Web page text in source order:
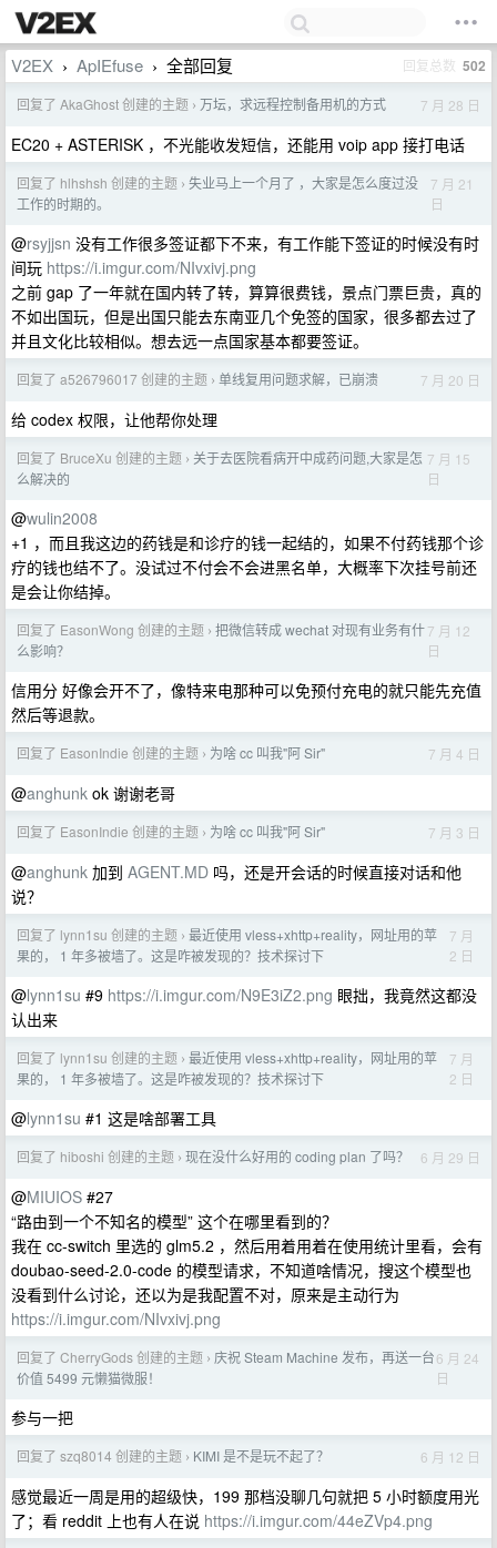
V2EX › ApIEfuse › 全部回复 回复总数 502
回复了 AkaGhost 创建的主题 › 万坛，求远程控制备用机的方式 7 月 28 日
EC20 + ASTERISK ，不光能收发短信，还能用 voip app 接打电话
回复了 hlhshsh 创建的主题 › 失业马上一个月了 ，大家是怎么度过没
工作的时期的。
7 月 21
日
@rsyjjsn 没有工作很多签证都下不来，有工作能下签证的时候没有时
间玩 https://i.imgur.com/NIvxivj.png
之前 gap 了一年就在国内转了转，算算很费钱，景点门票巨贵，真的
不如出国玩，但是出国只能去东南亚几个免签的国家，很多都去过了
并且文化比较相似。想去远一点国家基本都要签证。
回复了 a526796017 创建的主题 › 单线复用问题求解，已崩溃 7 月 20 日
给 codex 权限，让他帮你处理
回复了 BruceXu 创建的主题 › 关于去医院看病开中成药问题,大家是怎
么解决的
7 月 15
日
@wulin2008
+1 ，而且我这边的药钱是和诊疗的钱一起结的，如果不付药钱那个诊
疗的钱也结不了。没试过不付会不会进黑名单，大概率下次挂号前还
是会让你结掉。
回复了 EasonWong 创建的主题 › 把微信转成 wechat 对现有业务有什
么影响？
7 月 12
日
信用分 好像会开不了，像特来电那种可以免预付充电的就只能先充值
然后等退款。
回复了 EasonIndie 创建的主题 › 为啥 cc 叫我"阿 Sir" 7 月 4 日
@anghunk ok 谢谢老哥
回复了 EasonIndie 创建的主题 › 为啥 cc 叫我"阿 Sir" 7 月 3 日
@anghunk 加到 AGENT.MD 吗，还是开会话的时候直接对话和他
说？
回复了 lynn1su 创建的主题 › 最近使用 vless+xhttp+reality，网址用的苹
果的， 1 年多被墙了。这是咋被发现的？技术探讨下
7 月
2 日
@lynn1su #9 https://i.imgur.com/N9E3iZ2.png 眼拙，我竟然这都没
认出来
回复了 lynn1su 创建的主题 › 最近使用 vless+xhttp+reality，网址用的苹
果的， 1 年多被墙了。这是咋被发现的？技术探讨下
7 月
2 日
@lynn1su #1 这是啥部署工具
回复了 hiboshi 创建的主题 › 现在没什么好用的 coding plan 了吗？ 6 月 29 日
@MIUIOS #27
“路由到一个不知名的模型” 这个在哪里看到的？
我在 cc-switch 里选的 glm5.2 ，然后用着用着在使用统计里看，会有
doubao-seed-2.0-code 的模型请求，不知道啥情况，搜这个模型也
没看到什么讨论，还以为是我配置不对，原来是主动行为
https://i.imgur.com/NIvxivj.png
回复了 CherryGods 创建的主题 › 庆祝 Steam Machine 发布，再送一台
价值 5499 元懒猫微服！
6 月 24
日
参与一把
回复了 szq8014 创建的主题 › KIMI 是不是玩不起了？ 6 月 12 日
感觉最近一周是用的超级快，199 那档没聊几句就把 5 小时额度用光
了；看 reddit 上也有人在说 https://i.imgur.com/44eZVp4.png